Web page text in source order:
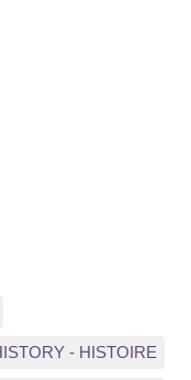
- HISTOIRE